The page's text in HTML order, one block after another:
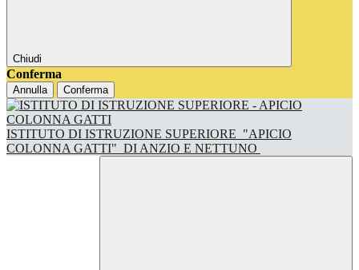
Chiudi
Conferma
Annulla Conferma
ISTITUTO DI ISTRUZIONE SUPERIORE "APICIO
COLONNA GATTI" DI ANZIO E NETTUNO